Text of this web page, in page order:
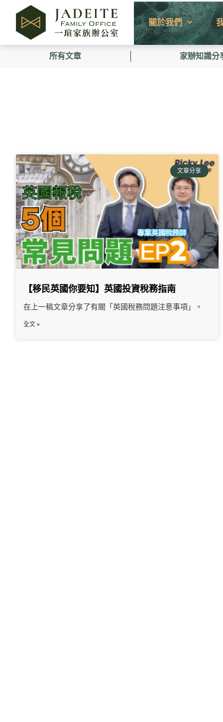
關於我們
所有文章 家辦知識分
文章分享
【移民英國你要知】英國投資稅務指南
在上一稿文章分享了有關「英國稅務問題注意事項」。
全文 »